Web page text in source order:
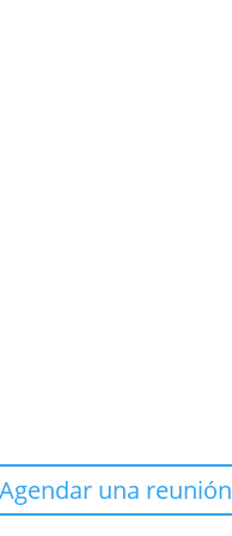
Agendar una reunión